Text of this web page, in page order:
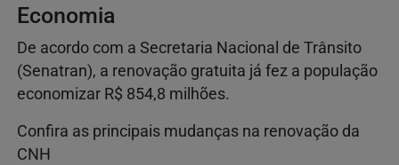
Economia
De acordo com a Secretaria Nacional de Trânsito
(Senatran), a renovação gratuita já fez a população
economizar R$ 854,8 milhões.
Confira as principais mudanças na renovação da
CNH